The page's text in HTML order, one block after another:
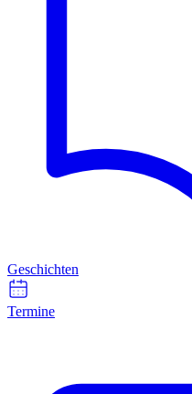
Geschichten
Termine